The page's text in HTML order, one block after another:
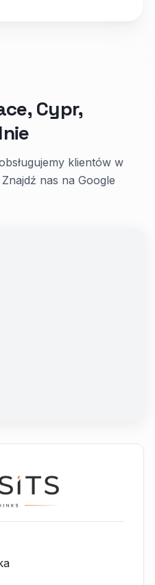
Cypr,
klientów w
nas na Google